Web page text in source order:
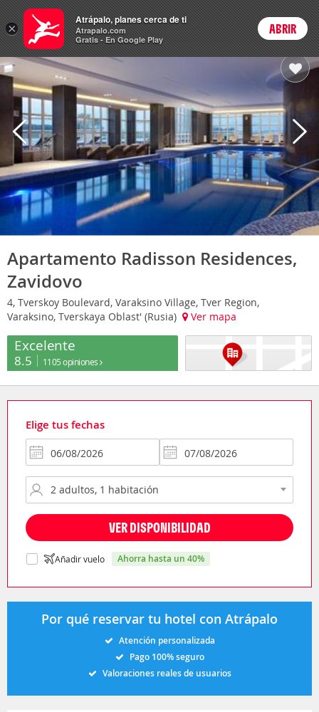
Hoteles Login
Apartamento Radisson Residences,
Zavidovo
4, Tverskoy Boulevard, Varaksino Village, Tver Region,
Varaksino, Tverskaya Oblast' (Rusia)
Ver mapa
Excelente
8.5 1105 opiniones
Elige tus fechas
VER DISPONIBILIDAD
Añadir vuelo ahorra hasta un 40%
Por qué reservar tu hotel con Atrápalo
Atención personalizada
Pago 100% seguro
Valoraciones reales de usuarios
×
Atrápalo, planes cerca de ti
Atrapalo.com
Gratis - En Google Play
ABRIR